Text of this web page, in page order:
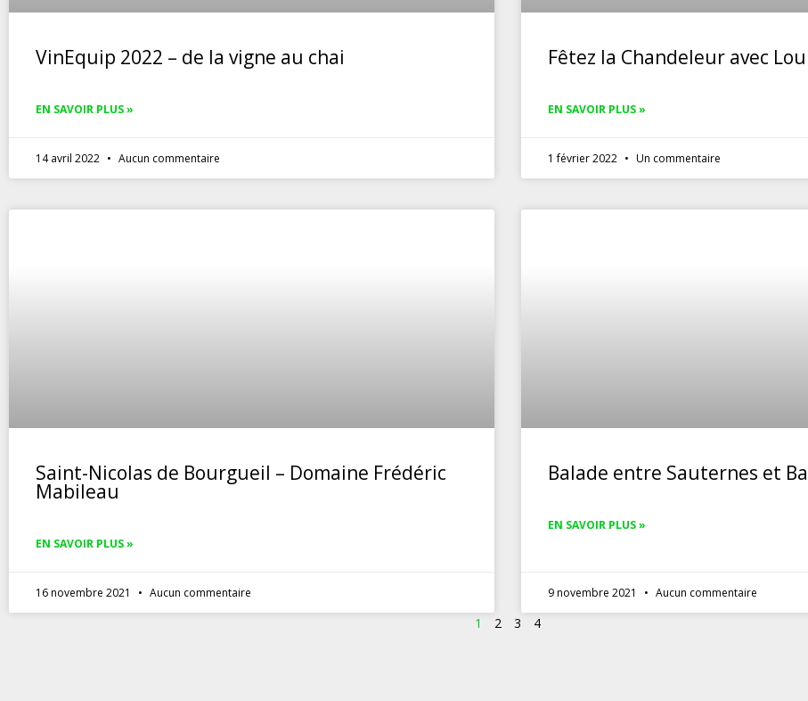
VinEquip 2022 – de la vigne au chai
EN SAVOIR PLUS »
14 avril 2022 Aucun commentaire
Fêtez la Chandeleur avec
EN SAVOIR PLUS »
1 février 2022 Un commentaire
Saint-Nicolas de Bourgueil – Domaine Frédéric
Mabileau
EN SAVOIR PLUS »
16 novembre 2021 Aucun commentaire
Balade entre Sauternes et
EN SAVOIR PLUS »
9 novembre 2021 Aucun commentaire
1 2 3 4